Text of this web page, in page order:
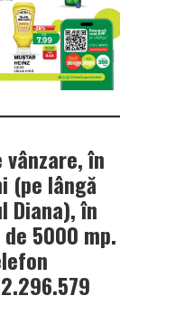
vânzare, în
(pe lângă
Diana), în
5000 mp.